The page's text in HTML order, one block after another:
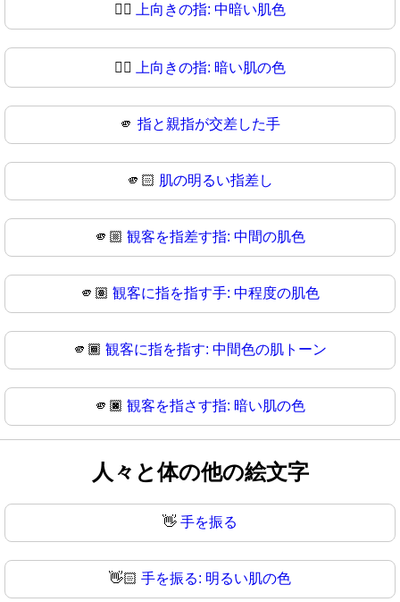
☝🏾 上向きの指: 中暗い肌色
☝🏿 上向きの指: 暗い肌の色
🫵 指と親指が交差した手
🫵🏻 肌の明るい指差し
🫵🏼 観客を指差す指: 中間の肌色
🫵🏽 観客に指を指す手: 中程度の肌色
🫵🏾 観客に指を指す: 中間色の肌トーン
🫵🏿 観客を指さす指: 暗い肌の色
人々と体の他の絵文字
👋 手を振る
👋🏻 手を振る: 明るい肌の色